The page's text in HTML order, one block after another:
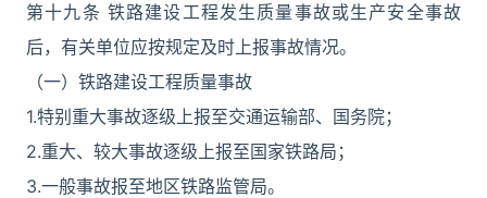
第十九条 铁路建设工程发生质量事故或生产安全事故
后，有关单位应按规定及时上报事故情况。
（一）铁路建设工程质量事故
1.特别重大事故逐级上报至交通运输部、国务院；
2.重大、较大事故逐级上报至国家铁路局；
3.一般事故报至地区铁路监管局。